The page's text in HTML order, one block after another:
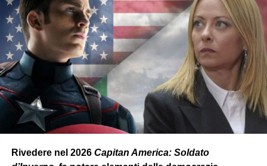
Rivedere nel 2026 Capitan America: Soldato